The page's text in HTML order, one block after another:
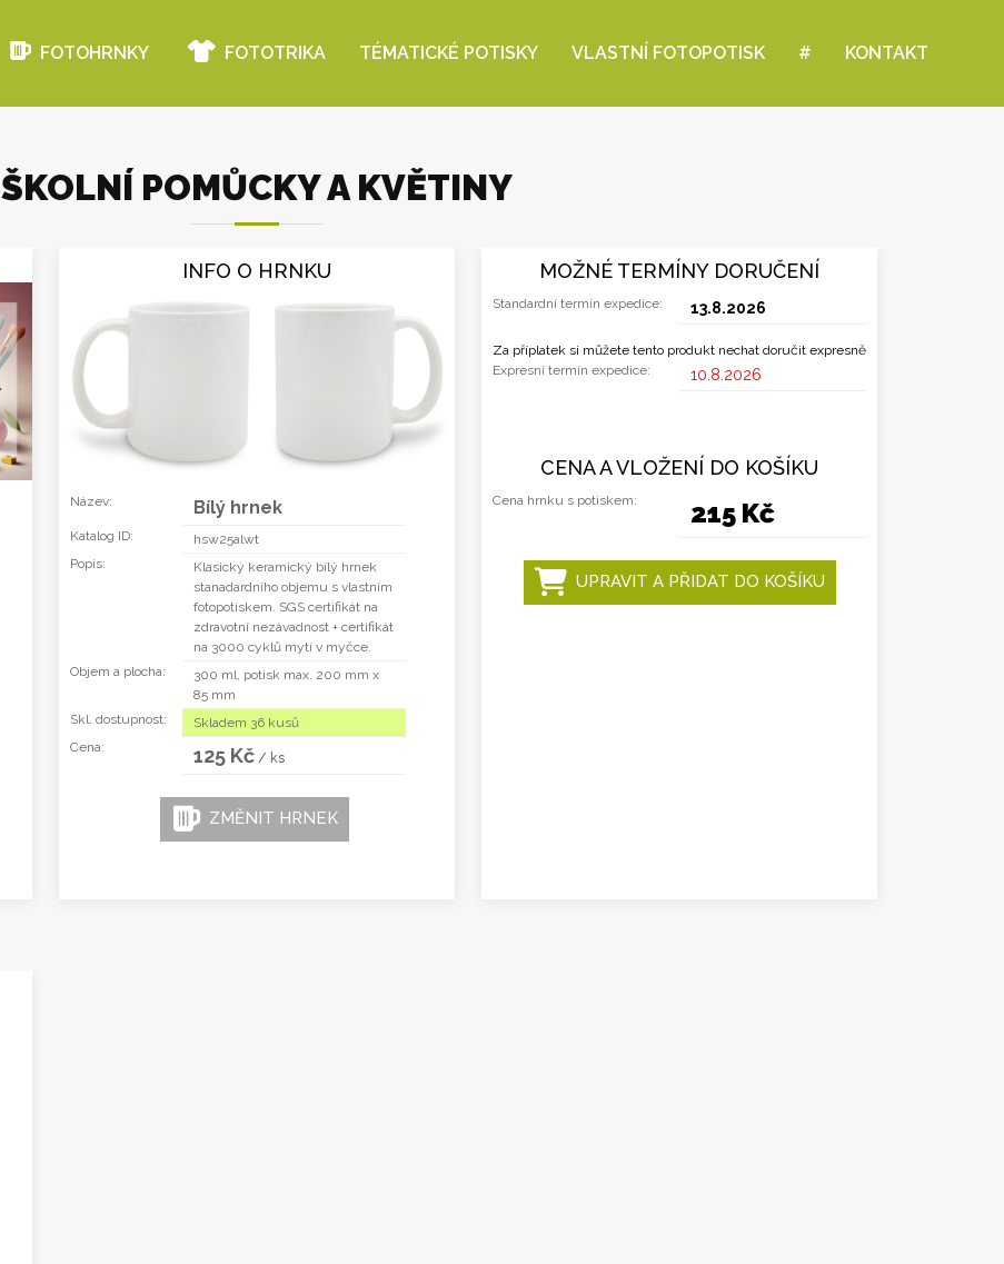
FOTOHRNKY FOTOTRIKA TÉMATICKÉ POTISKY VLASTNÍ FOTOPOTISK # KONTAKT
ŠKOLNÍ POMŮCKY A KVĚTINY
INFO O HRNKU
Název: Bílý hrnek
Katalog ID:
hsw25alwt
Popis:
Klasický keramický bílý hrnek
stanadardního objemu s vlastním
fotopotiskem. SGS certifikát na
zdravotní nezávadnost + certifikát
na 3000 cyklů mytí v myčce.
Objem a plocha:
300 ml, potisk max. 200 mm x
85 mm
Skl. dostupnost:
Skladem 36 kusů
Cena:
125 Kč/ ks
ZMĚNIT HRNEK
MOŽNÉ TERMÍNY DORUČENÍ
Standardní termín expedice: 13.8.2026
Za příplatek si můžete tento produkt nechat doručit expresně
Expresní termín expedice:
10.8.2026
CENA A VLOŽENÍ DO KOŠÍKU
Cena hrnku s potiskem: 215 Kč
UPRAVIT A PŘIDAT DO KOŠÍKU